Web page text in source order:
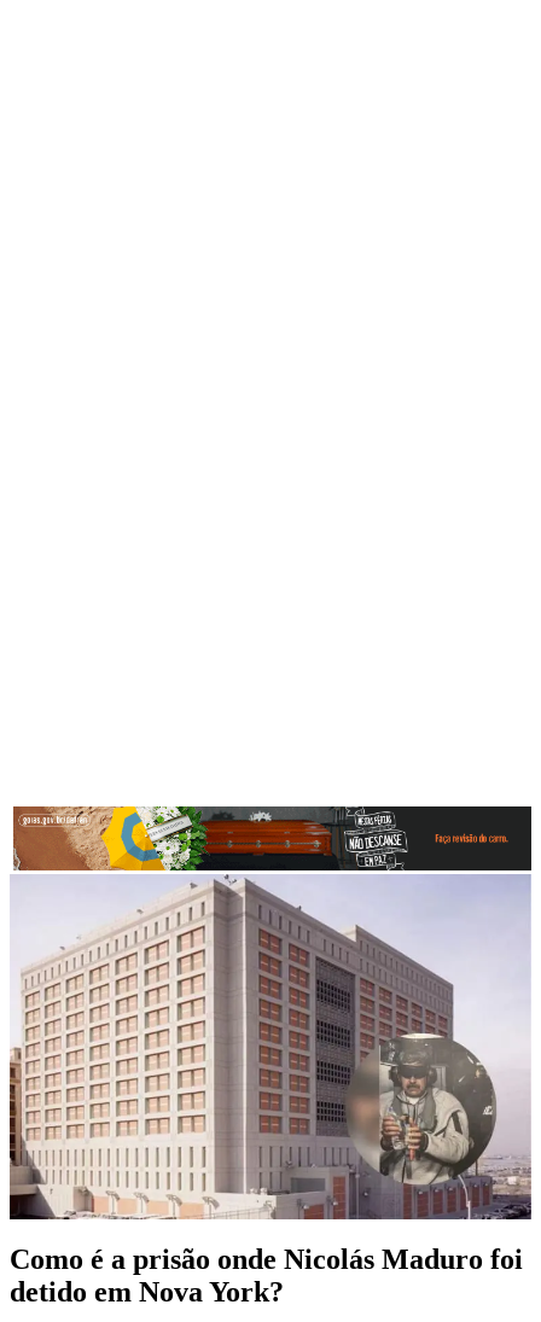
Como é a prisão onde Nicolás Maduro foi
detido em Nova York?